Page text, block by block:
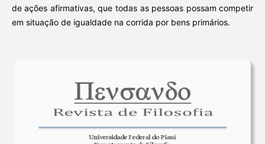
de ações afirmativas, que todas as pessoas possam competir
em situação de igualdade na corrida por bens primários.